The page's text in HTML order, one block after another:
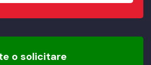
o solicitare